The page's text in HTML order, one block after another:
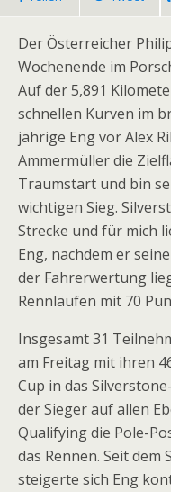
Der Österreicher
Wochenende im
Auf der 5,891
schnellen Kurven im
jährige Eng vor Alex
Ammermüller die
Traumstart und bin
wichtigen Sieg.
Strecke und für mich
Eng, nachdem er
der Fahrerwertung
Rennläufen mit 70
Insgesamt 31
am Freitag mit ihren
Cup in das
der Sieger auf allen
Qualifying die Pole-
das Rennen. Seit
steigerte sich Eng